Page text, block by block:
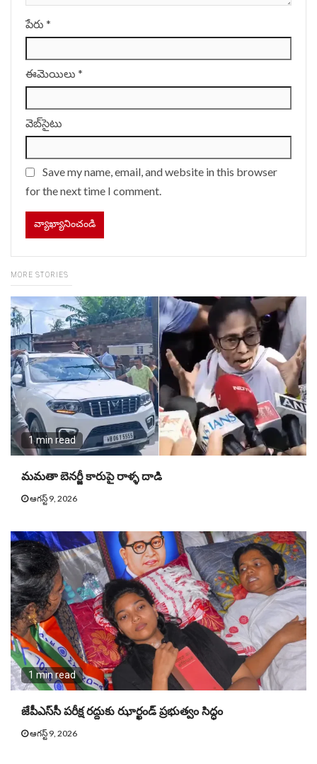
పేరు *
ఈమెయిలు *
వెబ్‌సైటు
Save my name, email, and website in this browser
for the next time I comment.
MORE STORIES
1 min read
మమతా బెనర్జీ కారుపై రాళ్ళ దాడి
ఆగస్ట్ 9, 2026
1 min read
జేపీఎస్‌సీ పరీక్ష రద్దుకు ఝార్ఖండ్ ప్రభుత్వం సిద్ధం
ఆగస్ట్ 9, 2026